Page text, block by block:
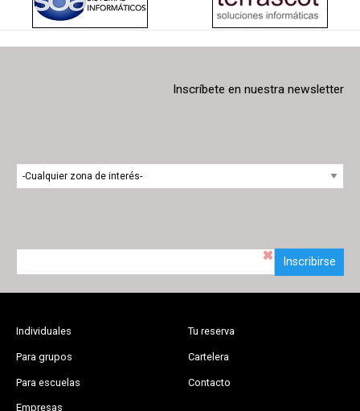
Inscríbete en nuestra newsletter
Inscribirse
Individuales
Para grupos
Para escuelas
Empresas
Tu reserva
Cartelera
Contacto